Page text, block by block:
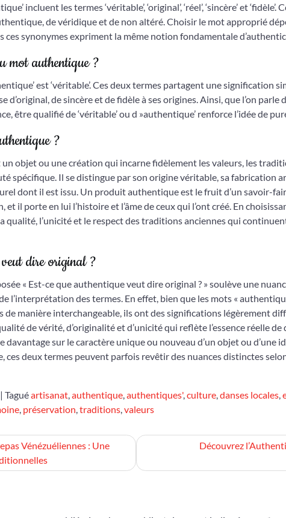
incluent les termes ‘véritable’, ‘original’, ‘réel’, ‘sincère’ et
de véridique et de non altéré. Choisir le mot approprié
ces synonymes expriment la même notion fondamentale
mot authentique ?
est ‘véritable’. Ces deux termes partagent une signification
d’original, de sincère et de fidèle à ses origines. Ainsi, que l’on parle
être qualifié de ‘véritable’ ou d »authentique’ renforce l’idée de
?
objet ou une création qui incarne fidèlement les valeurs, les
spécifique. Il se distingue par son origine véritable, sa fabrication
dont il est issu. Un produit authentique est le fruit d’un savoir-
et il porte en lui l’histoire et l’âme de ceux qui l’ont créé. En
qualité, l’unicité et le respect des traditions anciennes qui
dire original ?
« Est-ce que authentique veut dire original ? » soulève une
l’interprétation des termes. En effet, bien que les mots «
de manière interchangeable, ils ont des significations légèrement
de vérité, d’originalité et d’unicité qui reflète l’essence réelle de
davantage sur le caractère unique ou nouveau d’un objet ou d’une
ces deux termes peuvent parfois revêtir des nuances distinctes
| Taguéartisanat,authentique,authentiques',culture,danses locales,
, préservation,traditions,valeurs
Vénézuéliennes : Une
Découvrez